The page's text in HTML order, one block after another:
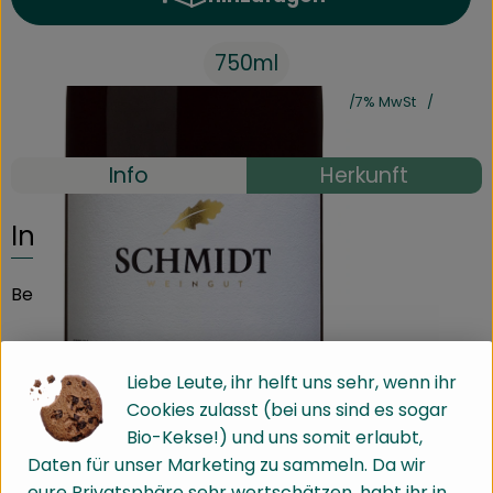
750ml
#31656 / Liter
7% MwSt
Info Herkunft
Info
Beschreibung
Waldbeeren mit pfeffrigen Anklängen erfüllt die Nase.
Mit der festen geradlinigen Struktur und der herben
Säurefrische beeindruckt dieser elegante Rotwein alle
Sinne.
Liebe Leute, ihr helft uns sehr, wenn ihr
Cookies zulasst (bei uns sind es sogar
Bio-Kekse!) und uns somit erlaubt,
Daten für unser Marketing zu sammeln. Da wir